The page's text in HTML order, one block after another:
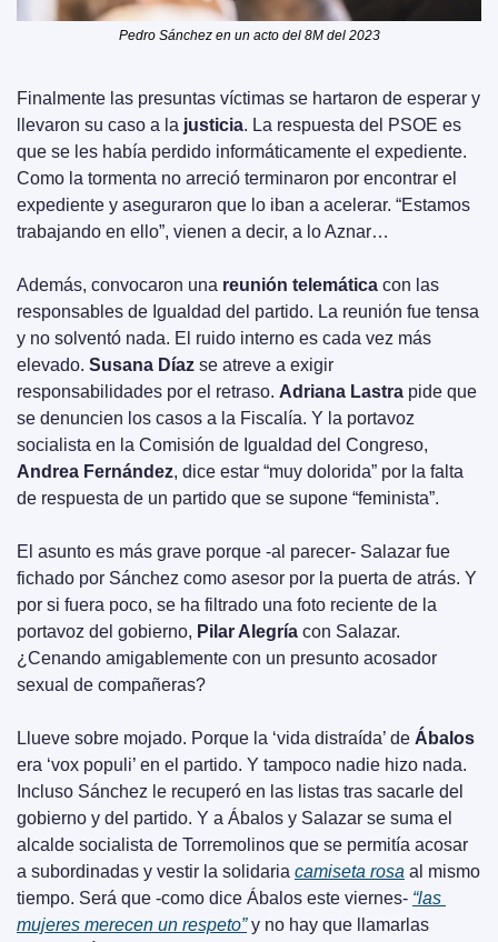
Pedro Sánchez en un acto del 8M del 2023
Finalmente las presuntas víctimas se hartaron de esperar y
llevaron su caso a la justicia. La respuesta del PSOE es
que se les había perdido informáticamente el expediente.
Como la tormenta no arreció terminaron por encontrar el
expediente y aseguraron que lo iban a acelerar. “Estamos
trabajando en ello”, vienen a decir, a lo Aznar…
Además, convocaron una reunión telemática con las
responsables de Igualdad del partido. La reunión fue tensa
y no solventó nada. El ruido interno es cada vez más
elevado. Susana Díaz se atreve a exigir
responsabilidades por el retraso. Adriana Lastra pide que
se denuncien los casos a la Fiscalía. Y la portavoz
Andrea Fernández, dice estar “muy dolorida” por la falta
de respuesta de un partido que se supone “feminista”.
El asunto es más grave porque -al parecer- Salazar fue
fichado por Sánchez como asesor por la puerta de atrás. Y
por si fuera poco, se ha filtrado una foto reciente de la
portavoz del gobierno, Pilar Alegría con Salazar.
¿Cenando amigablemente con un presunto acosador
sexual de compañeras?
Llueve sobre mojado. Porque la ‘vida distraída’ de Ábalos
era ‘vox populi’ en el partido. Y tampoco nadie hizo nada.
Incluso Sánchez le recuperó en las listas tras sacarle del
gobierno y del partido. Y a Ábalos y Salazar se suma el
alcalde socialista de Torremolinos que se permitía acosar
a subordinadas y vestir la solidaria camiseta rosa al mismo
tiempo. Será que -como dice Ábalos este viernes- “las
mujeres merecen un respeto” y no hay que llamarlas